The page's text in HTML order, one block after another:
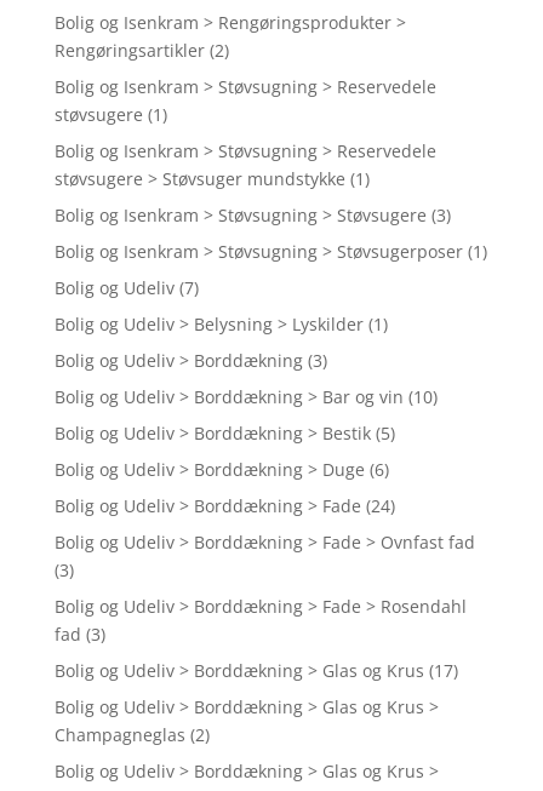
Bolig og Isenkram > Rengøringsprodukter >
Rengøringsartikler (2)
Bolig og Isenkram > Støvsugning > Reservedele
støvsugere (1)
Bolig og Isenkram > Støvsugning > Reservedele
støvsugere > Støvsuger mundstykke (1)
Bolig og Isenkram > Støvsugning > Støvsugere (3)
Bolig og Isenkram > Støvsugning > Støvsugerposer (1)
Bolig og Udeliv (7)
Bolig og Udeliv > Belysning > Lyskilder (1)
Bolig og Udeliv > Borddækning (3)
Bolig og Udeliv > Borddækning > Bar og vin (10)
Bolig og Udeliv > Borddækning > Bestik (5)
Bolig og Udeliv > Borddækning > Duge (6)
Bolig og Udeliv > Borddækning > Fade (24)
Bolig og Udeliv > Borddækning > Fade > Ovnfast fad
(3)
Bolig og Udeliv > Borddækning > Fade > Rosendahl
fad (3)
Bolig og Udeliv > Borddækning > Glas og Krus (17)
Bolig og Udeliv > Borddækning > Glas og Krus >
Champagneglas (2)
Bolig og Udeliv > Borddækning > Glas og Krus >